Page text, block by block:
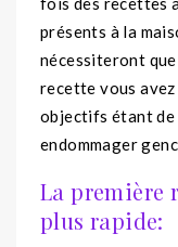
présents à la
nécessiteront
recette vous avez
objectifs étant de
endommager
La première
plus rapide: